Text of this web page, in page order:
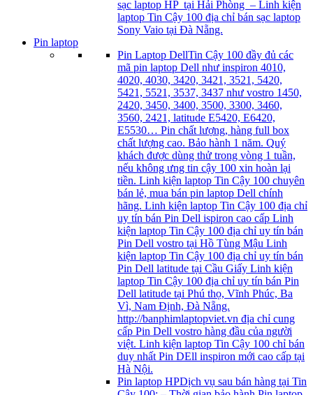
sạc laptop HP tại Hải Phòng – Linh kiện
laptop Tin Cậy 100 địa chỉ bán sạc laptop
Sony Vaio tại Đà Nẵng.
Pin laptop
Pin Laptop DellTin Cậy 100 đầy đủ các
mã pin laptop Dell như inspiron 4010,
4020, 4030, 3420, 3421, 3521, 5420,
5421, 5521, 3537, 3437 như vostro 1450,
2420, 3450, 3400, 3500, 3300, 3460,
3560, 2421, latitude E5420, E6420,
E5530… Pin chất lượng, hàng full box
chất lượng cao. Bảo hành 1 năm. Quý
khách được dùng thử trong vòng 1 tuần,
nếu không ưng tin cậy 100 xin hoàn lại
tiền. Linh kiện laptop Tin Cậy 100 chuyên
bán lẻ, mua bán pin laptop Dell chính
hãng. Linh kiện laptop Tin Cậy 100 địa chỉ
uy tín bán Pin Dell ispiron cao cấp Linh
kiện laptop Tin Cậy 100 địa chỉ uy tín bán
Pin Dell vostro tại Hồ Tùng Mậu Linh
kiện laptop Tin Cậy 100 địa chỉ uy tín bán
Pin Dell latitude tại Cầu Giấy Linh kiện
laptop Tin Cậy 100 địa chỉ uy tín bán Pin
Dell latitude tại Phú thọ, Vĩnh Phúc, Ba
Vì, Nam Định, Đà Nẵng.
http://banphimlaptopviet.vn địa chỉ cung
cấp Pin Dell vostro hàng đầu của người
việt. Linh kiện laptop Tin Cậy 100 chỉ bán
duy nhất Pin DEll inspiron mới cao cấp tại
Hà Nội.
Pin laptop HPDịch vụ sau bán hàng tại Tin